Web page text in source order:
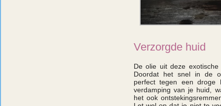
Verzorgde huid
De olie uit deze
Doordat het snel in de
perfect tegen een droge
verdamping van je huid,
het ook